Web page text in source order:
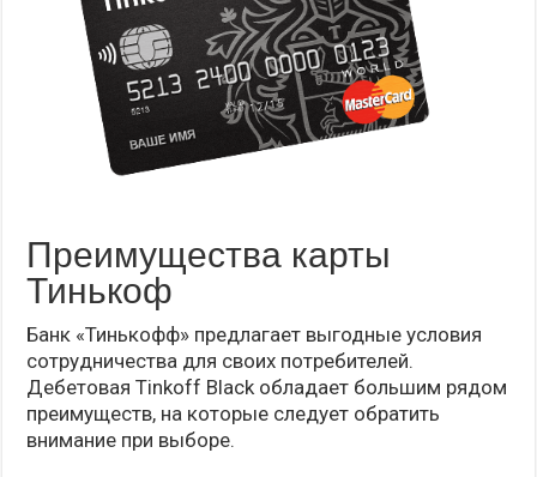
Преимущества карты
Тинькоф
Банк «Тинькофф» предлагает выгодные условия
сотрудничества для своих потребителей.
Дебетовая Tinkoff Black обладает большим рядом
преимуществ, на которые следует обратить
внимание при выборе.